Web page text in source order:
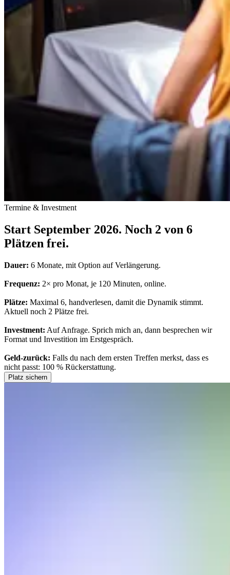
Termine & Investment
Start September 2026. Noch 2 von 6
Plätzen frei.
Dauer: 6 Monate, mit Option auf Verlängerung.
Frequenz: 2× pro Monat, je 120 Minuten, online.
Plätze: Maximal 6, handverlesen, damit die Dynamik stimmt.
Aktuell noch 2 Plätze frei.
Investment: Auf Anfrage. Sprich mich an, dann besprechen wir
Format und Investition im Erstgespräch.
Geld-zurück: Falls du nach dem ersten Treffen merkst, dass es
nicht passt: 100 % Rückerstattung.
Platz sichern